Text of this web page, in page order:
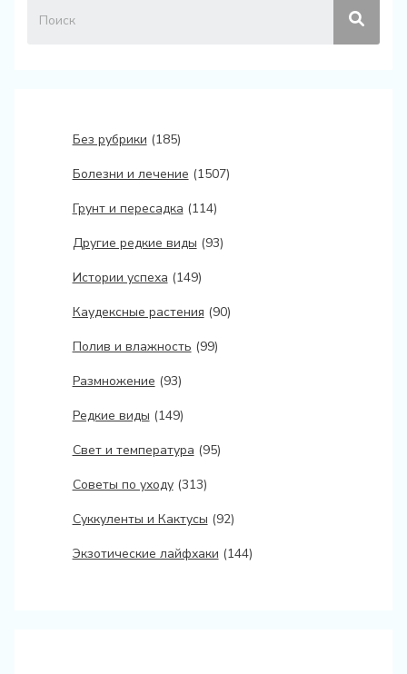
Без рубрики (185)
Болезни и лечение (1507)
Грунт и пересадка (114)
Другие редкие виды (93)
Истории успеха (149)
Каудексные растения (90)
Полив и влажность (99)
Размножение (93)
Редкие виды (149)
Свет и температура (95)
Советы по уходу(313)
Суккуленты и Кактусы (92)
Экзотические лайфхаки (144)